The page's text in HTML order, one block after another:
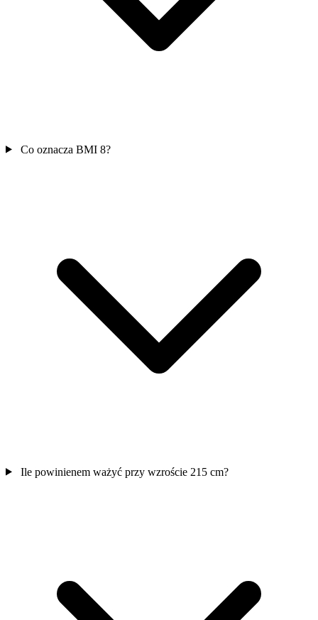
Co oznacza BMI 8?
Ile powinienem ważyć przy wzroście 215 cm?